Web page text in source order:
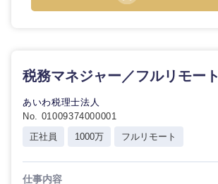
税務マネジャー／フルリモート
あいわ税理士法人
No. 01009374000001
正社員
1000万 フルリモート
仕事内容